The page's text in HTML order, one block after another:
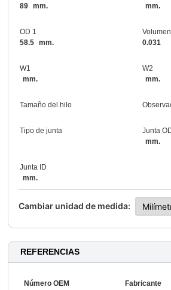
89 mm.
mm.
OD 1
58.5 mm.
Volumen
0.031
W1
mm.
W2
mm.
Tamaño del hilo
Tipo de junta
Junta
mm.
Junta ID
mm.
Cambiar unidad de medida:
REFERENCIAS
Número OEM Fabricante